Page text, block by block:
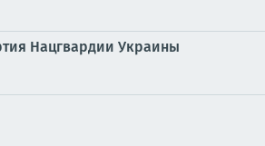
Нацгвардии Украины